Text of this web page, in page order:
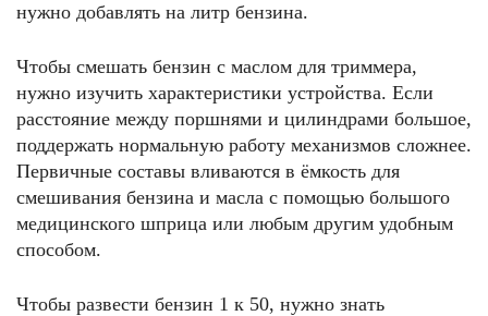
нужно добавлять на литр бензина.
Чтобы смешать бензин с маслом для триммера,
нужно изучить характеристики устройства. Если
расстояние между поршнями и цилиндрами большое,
поддержать нормальную работу механизмов сложнее.
Первичные составы вливаются в ёмкость для
смешивания бензина и масла с помощью большого
медицинского шприца или любым другим удобным
способом.
Чтобы развести бензин 1 к 50, нужно знать